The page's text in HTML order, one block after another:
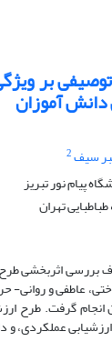
توصیفی بر
دانش آموزان
سیف2
پیام نور تبریز
تهران
اثربخشی طرح
عاطفی و روانی-
انجام گرفت. طرح
عملکردی،